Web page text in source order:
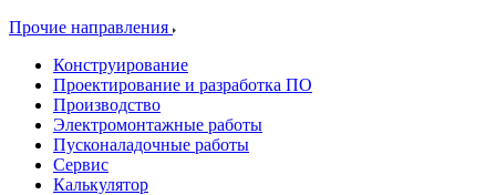
Прочие направления
Конструирование
Проектирование и разработка ПО
Производство
Электромонтажные работы
Пусконаладочные работы
Сервис
Калькулятор